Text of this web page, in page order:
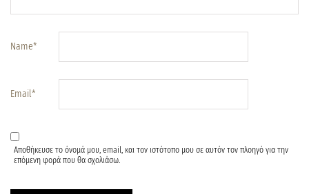
Name*
Email*
Αποθήκευσε το όνομά μου, email, και τον ιστότοπο μου σε αυτόν τον πλοηγό για την
επόμενη φορά που θα σχολιάσω.